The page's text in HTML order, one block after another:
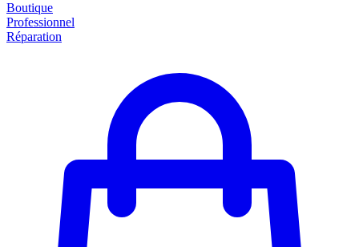
Boutique
Professionnel
Réparation